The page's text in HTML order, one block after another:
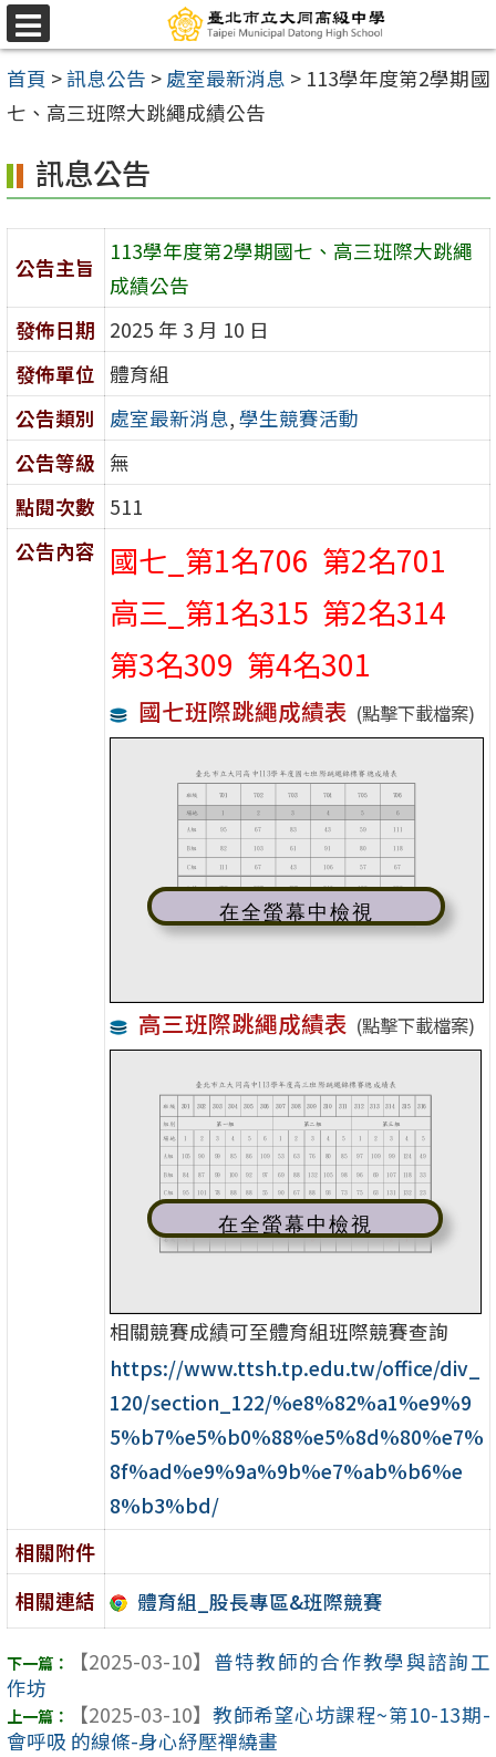
跳
至
主
要
容
區
選
單
首頁 >訊息公告 > 處室最新消息 > 113學年度第2學期國
七、高三班際大跳繩成績公告
訊息公告
公告主旨
113學年度第2學期國七、高三班際大跳繩
成績公告
發佈日期 2025 年 3 月 10 日
發佈單位 體育組
公告類別
處室最新消息, 學生競賽活動
公告等級 無
點閱次數 511
公告內容
國七_第1名706 第2名701
高三_第1名315 第2名314
第3名309 第4名301
國七班際跳繩成績表 (點擊下載檔案)
在全螢幕中檢視
高三班際跳繩成績表 (點擊下載檔案)
在全螢幕中檢視
相關競賽成績可至體育組班際競賽查詢
https://www.ttsh.tp.edu.tw/office/div_
120/section_122/%e8%82%a1%e9%9
5%b7%e5%b0%88%e5%8d%80%e7%
8f%ad%e9%9a%9b%e7%ab%b6%e
8%b3%bd/
相關附件
相關連結
體育組_股長專區&班際競賽
【2025-03-10】 普特教師的合作教學與諮詢工
作坊
【2025-03-10】 教師希望心坊課程~第10-13期-
會呼吸 的線條-身心紓壓禪繞畫